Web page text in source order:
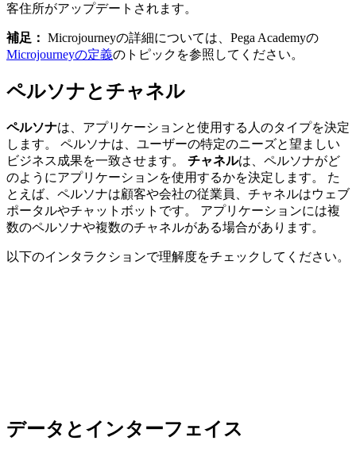
客住所がアップデートされます。
補足： Microjourneyの詳細については、Pega Academyの
Microjourneyの定義のトピックを参照してください。
ペルソナとチャネル
ペルソナは、アプリケーションと使用する人のタイプを決定
します。 ペルソナは、ユーザーの特定のニーズと望ましい
ビジネス成果を一致させます。 チャネルは、ペルソナがど
のようにアプリケーションを使用するかを決定します。 た
とえば、ペルソナは顧客や会社の従業員、チャネルはウェブ
ポータルやチャットボットです。 アプリケーションには複
数のペルソナや複数のチャネルがある場合があります。
以下のインタラクションで理解度をチェックしてください。
データとインターフェイス